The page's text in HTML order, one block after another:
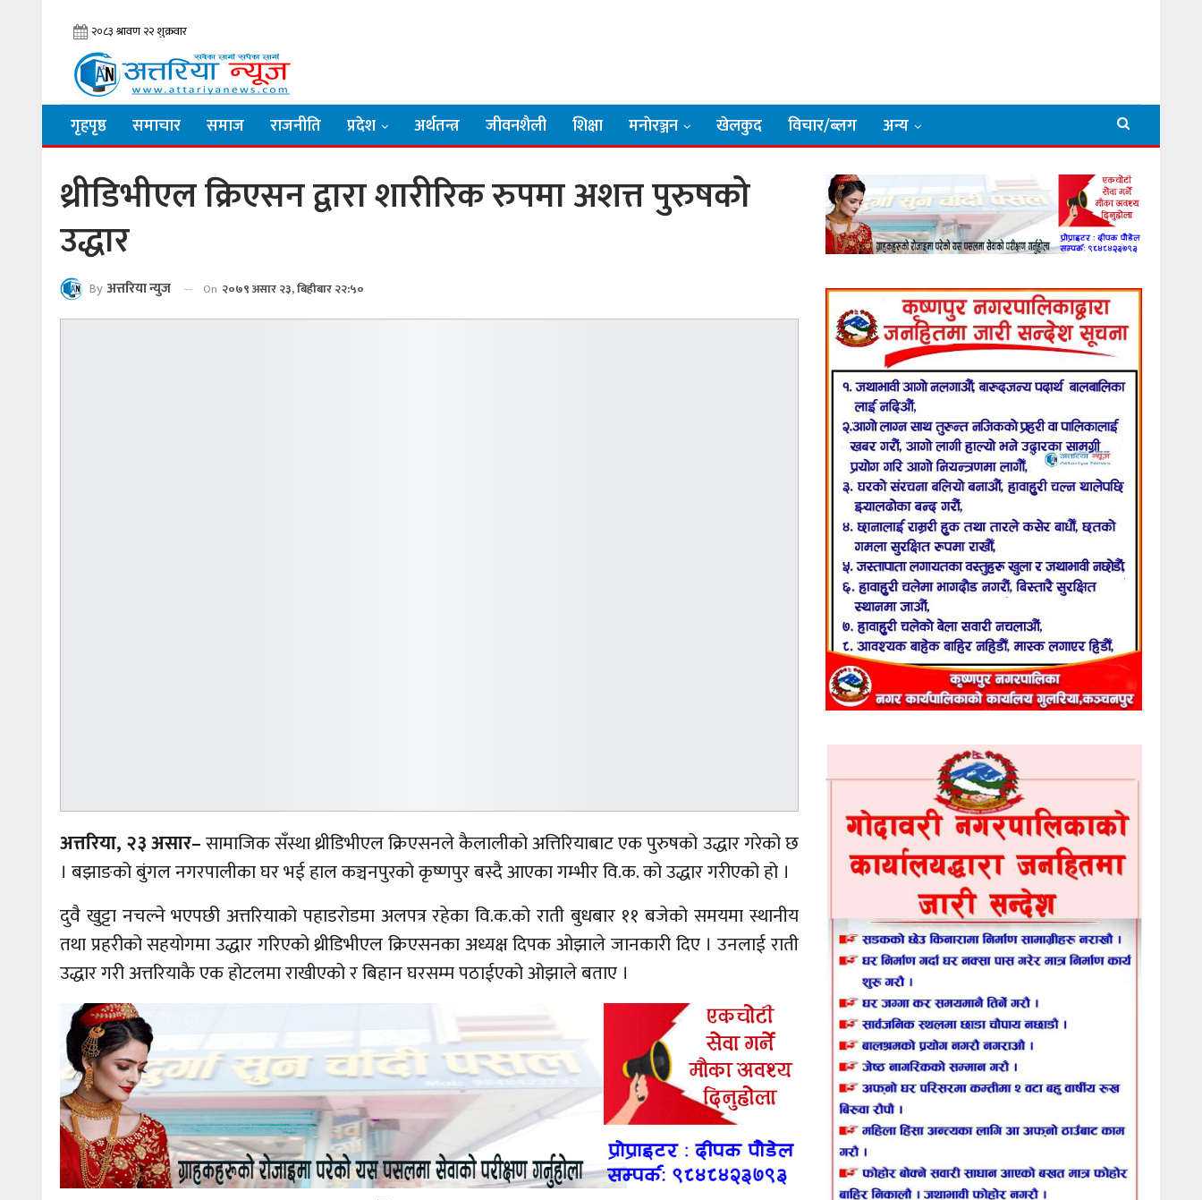
गृहपृष्ठ समाचार समाज राजनीति प्रदेश अर्थतन्त्र जीवनशैली शिक्षा मनाेरञ्जन खेलकुद विचार/ब्लग अन्य
थ्रीडिभीएल क्रिएसन द्वारा शारीरिक रुपमा अशत्त पुरुषको
उद्धार
By अत्तरिया न्युज On २०७९ असार २३, बिहीबार २२:५०
अत्तरिया, २३ असार–सामाजिक सँस्था थ्रीडिभीएल क्रिएसनले कैलालीको अत्तिरियाबाट एक पुरुषको उद्धार गरेको छ
। बझाङको बुंगल नगरपालीका घर भई हाल कञ्चनपुरको कृष्णपुर बस्दै आएका गम्भीर वि.क. को उद्धार गरीएको हो ।
दुवै खुट्टा नचल्ने भएपछी अत्तरियाको पहाडरोडमा अलपत्र रहेका वि.क.को राती बुधबार ११ बजेको समयमा स्थानीय
तथा प्रहरीको सहयोगमा उद्धार गरिएको थ्रीडिभीएल क्रिएसनका अध्यक्ष दिपक ओझाले जानकारी दिए । उनलाई राती
उद्धार गरी अत्तरियाकै एक होटलमा राखीएको र बिहान घरसम्म पठाईएको ओझाले बताए ।